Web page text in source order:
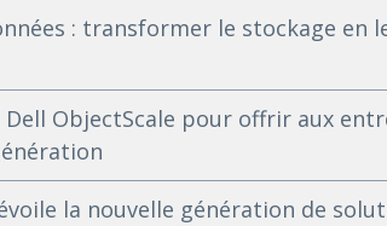
: transformer le stockage
Dell ObjectScale pour offrir aux
la nouvelle génération de